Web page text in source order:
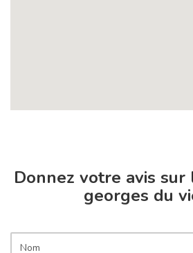
Donnez votre avis
georges du